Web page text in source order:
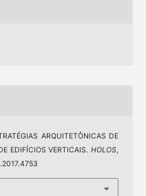
ARQUITETÔNICAS DE
EDIFÍCIOS VERTICAIS.HOLOS,